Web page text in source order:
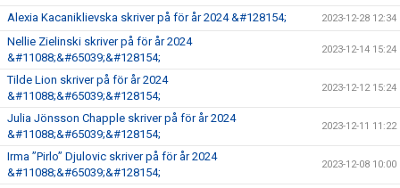
Alexia Kacaniklievska skriver på för år 2024 &#128154; 2023-12-28 12:34
Nellie Zielinski skriver på för år 2024
&#11088;&#65039;&#128154;
2023-12-14 15:24
Tilde Lion skriver på för år 2024
&#11088;&#65039;&#128154;
2023-12-12 15:24
Julia Jönsson Chapple skriver på för år 2024
&#11088;&#65039;&#128154;
2023-12-11 11:22
Irma ”Pirlo” Djulovic skriver på för år 2024
&#11088;&#65039;&#128154;
2023-12-08 10:00